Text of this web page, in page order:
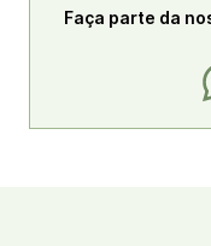
Faça parte da